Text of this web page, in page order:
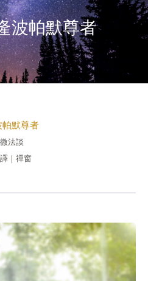
波帕默尊者
帕默尊者
微法談
｜禪窗